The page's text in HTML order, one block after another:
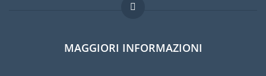
Forum per expat
Guida per expat
MAGGIORI INFORMAZIONI